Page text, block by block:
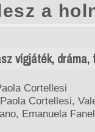
a
vígjáték, dráma,
Cortellesi
Cortellesi,
Emanuela